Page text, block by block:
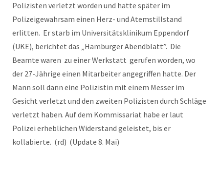
Polizisten verletzt worden und hatte später im
Polizeigewahrsam einen Herz- und Atemstillstand
erlitten. Er starb im Universitätsklinikum Eppendorf
(UKE), berichtet das „Hamburger Abendblatt”. Die
Beamte waren zu einer Werkstatt gerufen worden, wo
der 27-Jährige einen Mitarbeiter angegriffen hatte. Der
Mann soll dann eine Polizistin mit einem Messer im
Gesicht verletzt und den zweiten Polizisten durch Schläge
verletzt haben. Auf dem Kommissariat habe er laut
Polizei erheblichen Widerstand geleistet, bis er
kollabierte. (rd) (Update 8. Mai)